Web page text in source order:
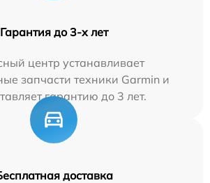
Гарантия до 3-х лет
центр устанавливает
запчасти техники Garmin и
гарантию до 3 лет.
доставка